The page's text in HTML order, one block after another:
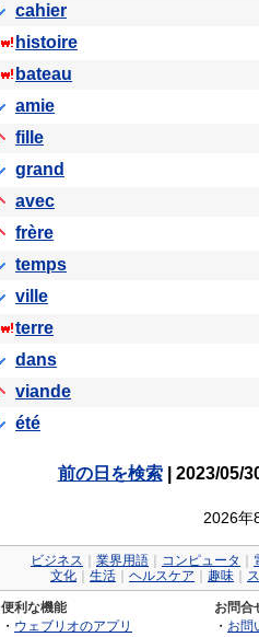
cahier
histoire
bateau
amie
fille
grand
avec
frère
temps
ville
terre
dans
viande
été
前の日を検索| 2023/05/
2026年
ビジネス 業界用語 コンピュータ
文化
生活 ヘルスケア 趣味
便利な機能
・ ウェブリオのアプリ
お問合
・ お問